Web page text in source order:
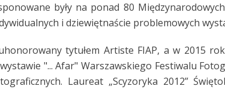
były na ponad 80
i dziewiętnaście problemowych
tytułem Artiste FIAP, a w 2015
wystawie "... Afar" Warszawskiego Festiwalu
Laureat „Scyzoryka 2012”